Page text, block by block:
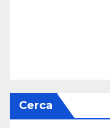
Cerca